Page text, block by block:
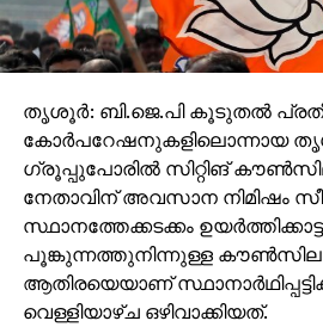
തൃശൂർ: ബി.ജെ.പി കൂടുതൽ
കോർപറേഷനുകളിലൊന്നായ
ഗ്രൂപ്പുപോരിൽ സിറ്റിങ്
നേതാവിന് അവസാന നിമിഷം
സ്ഥാനത്തേക്കടക്കം
പൂങ്കുന്നത്തുനിന്നുള്ള
ആതിരയെയാണ്
വെള്ളിയാഴ്ച ഒഴിവാക്കിയത്.